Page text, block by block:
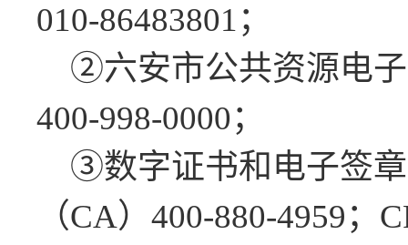
010-86483801；
②六安市公共资源电
400-998-0000；
③数字证书和电子签
（CA） 400-880-4959；